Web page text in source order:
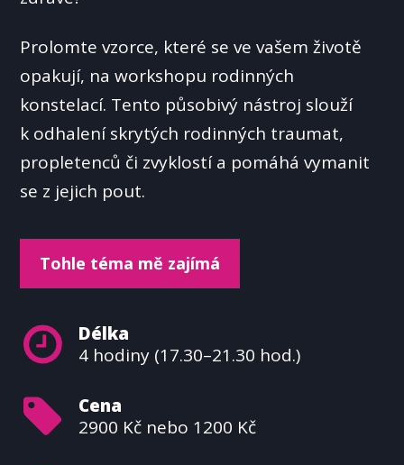
Prolomte vzorce, které se ve vašem životě
opakují, na workshopu rodinných
konstelací. Tento působivý nástroj slouží
k odhalení skrytých rodinných traumat,
propletenců či zvyklostí a pomáhá vymanit
se z jejich pout.
Tohle téma mě zajímá
Délka
4 hodiny (17.30–21.30 hod.)
Cena
2900 Kč nebo 1200 Kč